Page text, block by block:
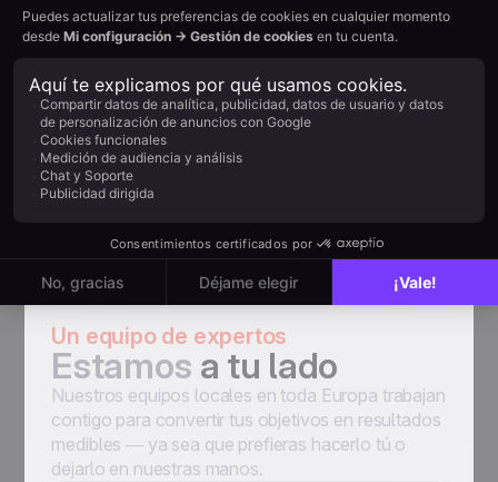
expertos de Positive User y a la
optimización, obtenemos mejores resultados.
En algunas campañas de newsletter, el CTR
alcanza el 30 %.»
Marcin Żywocki, Senior Ecommerce
Specialist at Bricomarché
Senior Ecommerce Specialist, Bricomarché
Un equipo de expertos
Estamos a tu lado
Nuestros equipos locales en toda Europa trabajan
contigo para convertir tus objetivos en resultados
medibles — ya sea que prefieras hacerlo tú o
dejarlo en nuestras manos.